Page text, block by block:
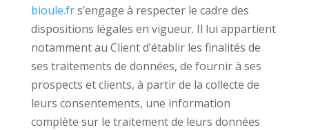
bioule.frs’engage à respecter le cadre des
dispositions légales en vigueur. Il lui appartient
notamment au Client d’établir les finalités de
ses traitements de données, de fournir à ses
prospects et clients, à partir de la collecte de
leurs consentements, une information
complète sur le traitement de leurs données